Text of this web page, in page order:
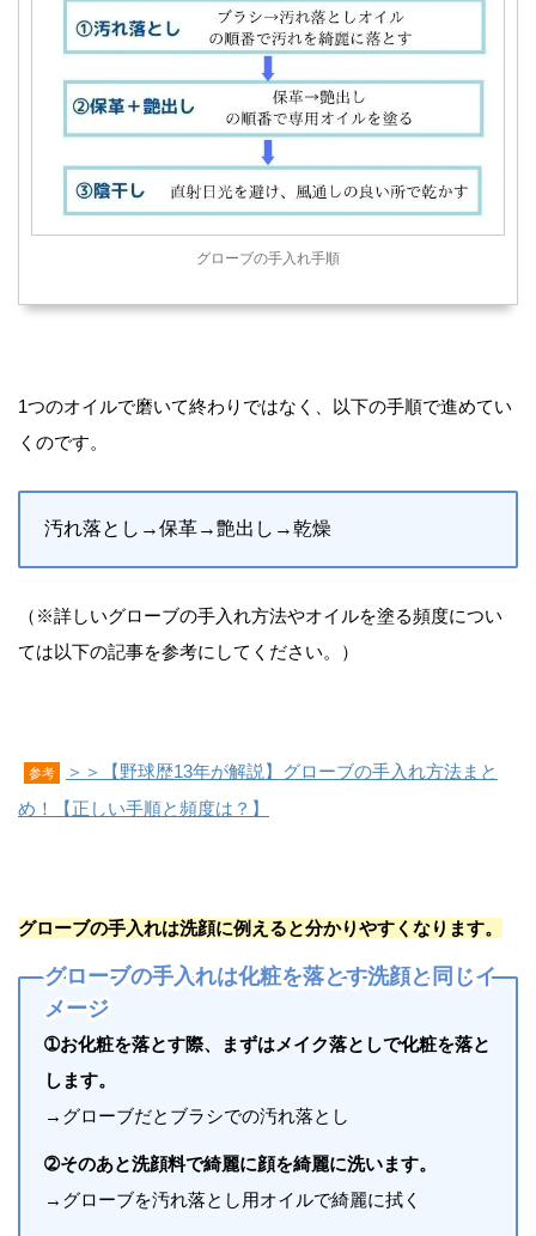
グローブの手入れ手順
1つのオイルで磨いて終わりではなく、以下の手順で進めてい
くのです。
汚れ落とし→保革→艶出し→乾燥
（※詳しいグローブの手入れ方法やオイルを塗る頻度につい
ては以下の記事を参考にしてください。）
参考
＞＞【野球歴13年が解説】グローブの手入れ方法まと
め！【正しい手順と頻度は？】
グローブの手入れは洗顔に例えると分かりやすくなります。
グローブの手入れは化粧を落とす洗顔と同じイ
メージ
➀お化粧を落とす際、まずはメイク落としで化粧を落と
します。
→グローブだとブラシでの汚れ落とし
➁そのあと洗顔料で綺麗に顔を綺麗に洗います。
→グローブを汚れ落とし用オイルで綺麗に拭く